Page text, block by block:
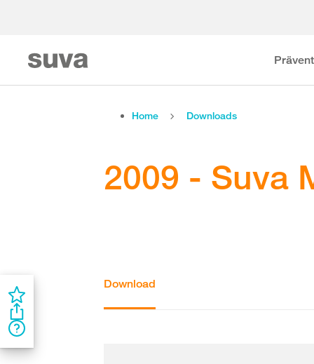
Home Downloads
2009 - Suva
Download